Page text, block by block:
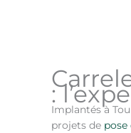
:
Implantés à
projets de pose